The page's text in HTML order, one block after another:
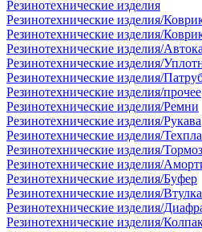
Резинотехнические изделия
Резинотехнические изделия/
Резинотехнические изделия/
Резинотехнические изделия/
Резинотехнические изделия/
Резинотехнические изделия/
Резинотехнические изделия/прочее
Резинотехнические изделия/Ремни
Резинотехнические изделия/Рукава
Резинотехнические изделия/
Резинотехнические изделия/
Резинотехнические изделия/
Резинотехнические изделия/Буфер
Резинотехнические изделия/Втулка
Резинотехнические изделия/
Резинотехнические изделия/